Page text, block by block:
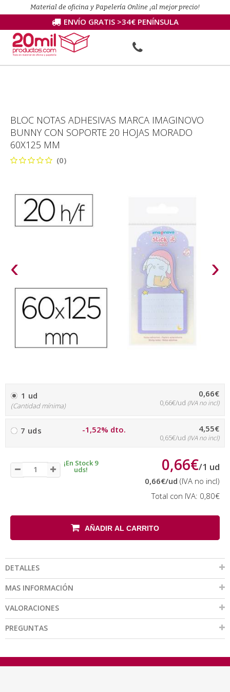
Material de oficina y Papelería Online ¡al mejor precio!
ENVÍO GRATIS >34€ PENÍNSULA
BLOC NOTAS ADHESIVAS MARCA IMAGINOVO
BUNNY CON SOPORTE 20 HOJAS MORADO
60X125 MM
(0)
‹ ›
1 ud
(Cantidad mínima)
0,66€
0,66€/ud (IVA no incl)
7 uds -1,52% dto. 4,55€
0,65€/ud (IVA no incl)
¡En Stock 9
uds! 0,66€/1 ud
0,66€/ud (IVA no incl)
Total con IVA: 0,80€
AÑADIR AL CARRITO
DETALLES
MAS INFORMACIÓN
VALORACIONES
PREGUNTAS